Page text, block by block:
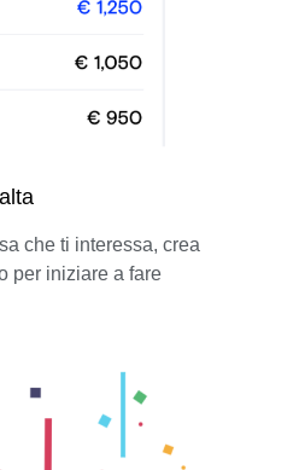
che ti interessa, crea
per iniziare a fare